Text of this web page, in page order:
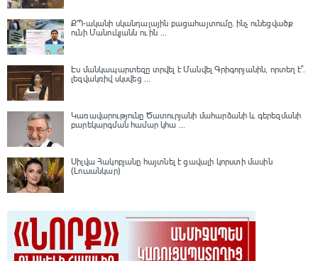
ՔՊ-ականի սկանդալային բացահայտումը․ ինչ ունեցվածք
ունի Մանուկյանն ու ին ...
Էս մանկապարտեզը տրվել է Մանվել Գրիգորյանին, որտեղ է՞․
լեզվակռիվ սկսվեց ...
Կառավարությունը Ծատուրյանի մահարձանի և գերեզմանի
բարեկարգման համար կհա ...
Սիլվա Հակոբյանը հայտնել է ցավալի կորստի մասին
(Լուսանկար)